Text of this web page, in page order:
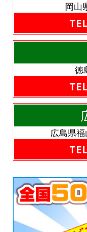
岡山
徳
広島県